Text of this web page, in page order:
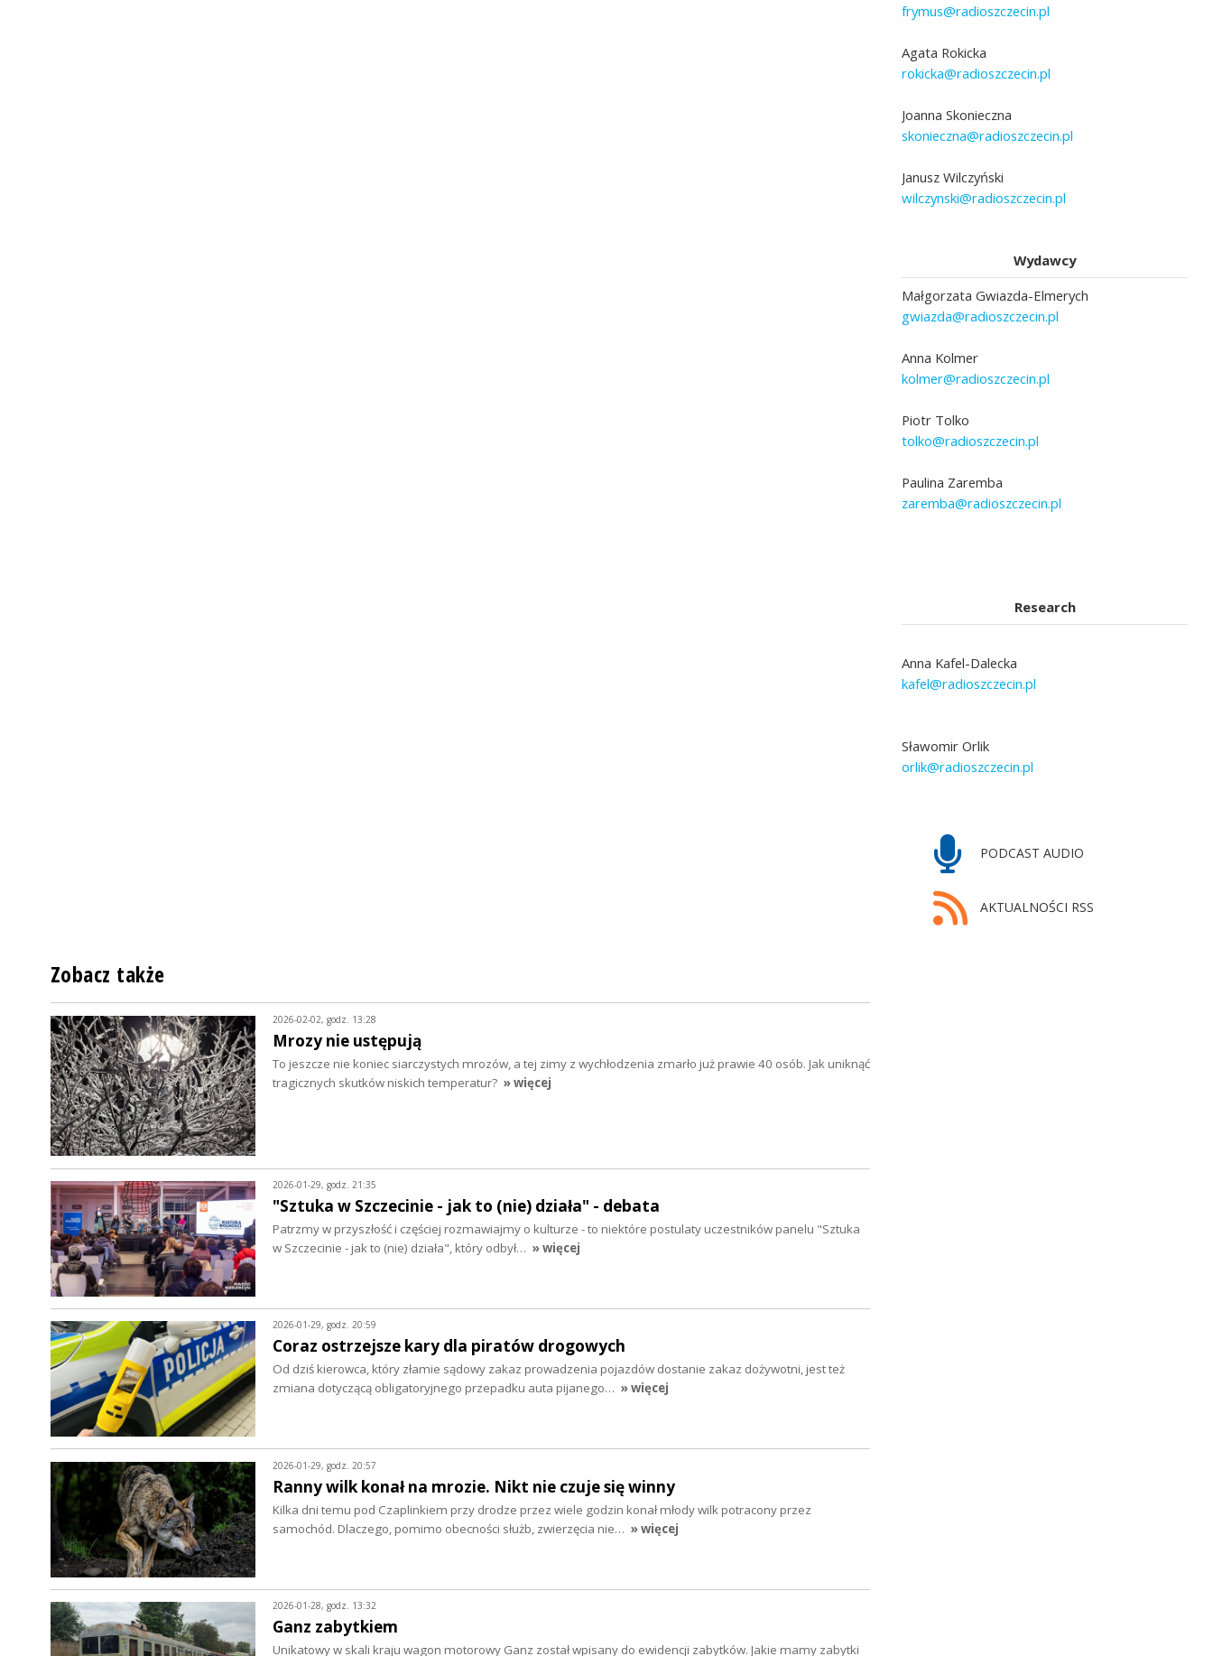
frymus@radioszczecin.pl
Agata Rokicka
rokicka@radioszczecin.pl
Joanna Skonieczna
skonieczna@radioszczecin.pl
Janusz Wilczyński
wilczynski@radioszczecin.pl
Wydawcy
Małgorzata Gwiazda-Elmerych
gwiazda@radioszczecin.pl
Anna Kolmer
kolmer@radioszczecin.pl
Piotr Tolko
tolko@radioszczecin.pl
Paulina Zaremba
zaremba@radioszczecin.pl
Research
Anna Kafel-Dalecka
kafel@radioszczecin.pl
Sławomir Orlik
orlik@radioszczecin.pl
PODCAST AUDIO
AKTUALNOŚCI RSS
Zobacz także
2026-02-02, godz. 13:28
Mrozy nie ustępują
To jeszcze nie koniec siarczystych mrozów, a tej zimy z wychłodzenia zmarło już prawie 40 osób. Jak uniknąć
tragicznych skutków niskich temperatur? » więcej
2026-01-29, godz. 21:35
"Sztuka w Szczecinie - jak to (nie) działa" - debata
Patrzmy w przyszłość i częściej rozmawiajmy o kulturze - to niektóre postulaty uczestników panelu "Sztuka
w Szczecinie - jak to (nie) działa", który odbył… » więcej
2026-01-29, godz. 20:59
Coraz ostrzejsze kary dla piratów drogowych
Od dziś kierowca, który złamie sądowy zakaz prowadzenia pojazdów dostanie zakaz dożywotni, jest też
zmiana dotyczącą obligatoryjnego przepadku auta pijanego… » więcej
2026-01-29, godz. 20:57
Ranny wilk konał na mrozie. Nikt nie czuje się winny
Kilka dni temu pod Czaplinkiem przy drodze przez wiele godzin konał młody wilk potracony przez
samochód. Dlaczego, pomimo obecności służb, zwierzęcia nie… » więcej
2026-01-28, godz. 13:32
Ganz zabytkiem
Unikatowy w skali kraju wagon motorowy Ganz został wpisany do ewidencji zabytków. Jakie mamy zabytki